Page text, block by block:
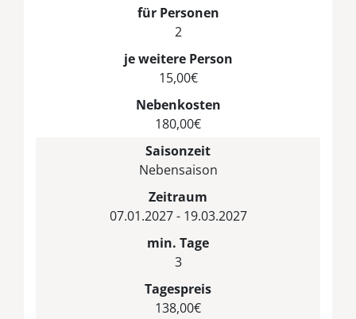
für Personen
2
je weitere Person
15,00€
Nebenkosten
180,00€
Saisonzeit
Nebensaison
Zeitraum
07.01.2027 - 19.03.2027
min. Tage
3
Tagespreis
138,00€